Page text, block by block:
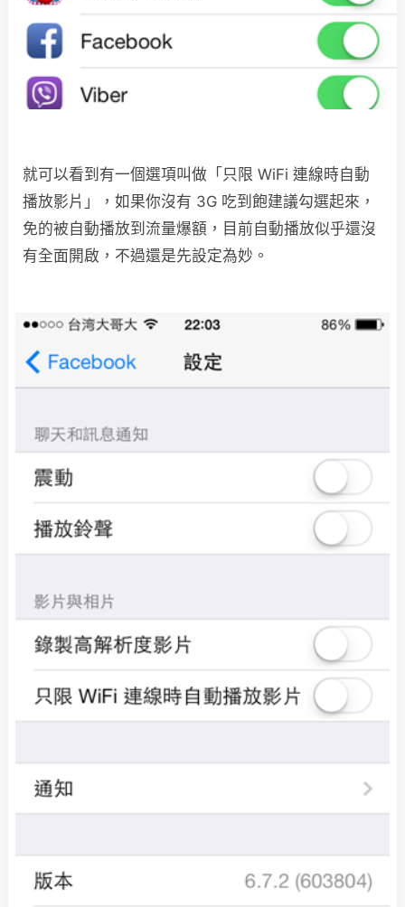
就可以看到有一個選項叫做「只限 WiFi 連線時自動
播放影片」，如果你沒有 3G 吃到飽建議勾選起來，
免的被自動播放到流量爆額，目前自動播放似乎還沒
有全面開啟，不過還是先設定為妙。